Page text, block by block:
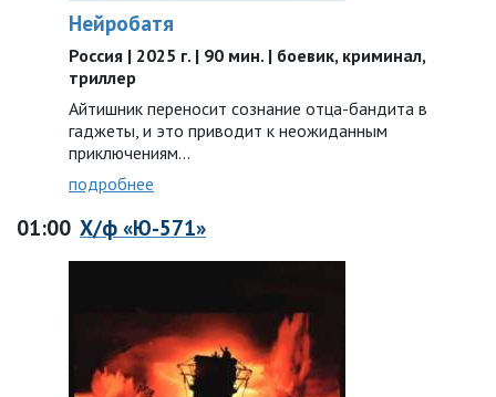
Нейробатя
Россия | 2025 г. | 90 мин. | боевик, криминал,
триллер
Айтишник переносит сознание отца-бандита в
гаджеты, и это приводит к неожиданным
приключениям…
подробнее
01:00 Х/ф «Ю-571»